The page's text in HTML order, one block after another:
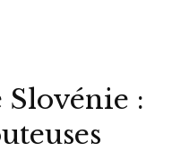
Slovénie :